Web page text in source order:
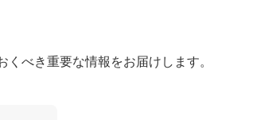
べき重要な情報をお届けします。